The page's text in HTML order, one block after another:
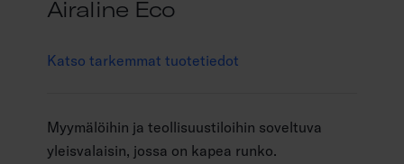
Airaline Eco
Katso tarkemmat tuotetiedot
Myymälöihin ja teollisuustiloihin soveltuva
yleisvalaisin, jossa on kapea runko.